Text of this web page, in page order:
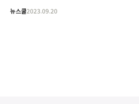
뉴스쿨2023.09.20